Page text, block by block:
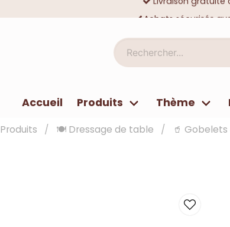
Achats sécurisés
Rechercher...
Accueil Produits Thème
Produits 🍽️ Dressage de table 🥤